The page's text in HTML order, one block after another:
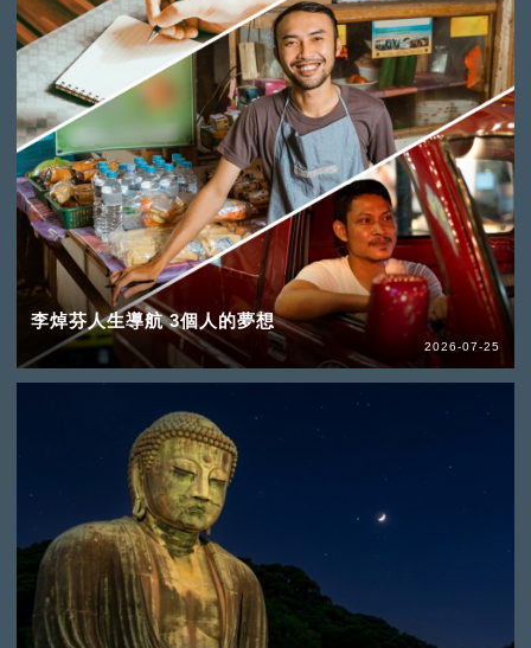
李焯芬人生導航 3個人的夢想
2026-07-25